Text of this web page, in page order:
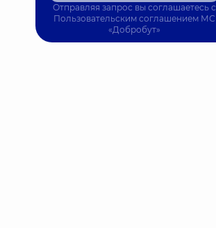
Отправляя запрос вы соглашаетесь с
Пользовательским соглашением МС
«Добробут»